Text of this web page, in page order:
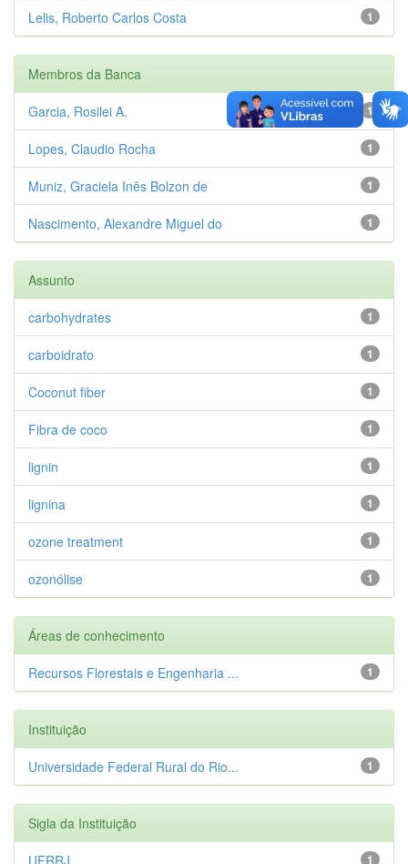
1
Lelis, Roberto Carlos Costa
Membros da Banca
1
Garcia, Rosilei A.
1
Lopes, Claudio Rocha
1
Muniz, Graciela Inês Bolzon de
1
Nascimento, Alexandre Miguel do
Assunto
1
carbohydrates
1
carboidrato
1
Coconut fiber
1
Fibra de coco
1
lignin
1
lignina
1
ozone treatment
1
ozonólise
Áreas de conhecimento
1
Recursos Florestais e Engenharia ...
Instituição
1
Universidade Federal Rural do Rio...
Sigla da Instituição
1
UFRRJ